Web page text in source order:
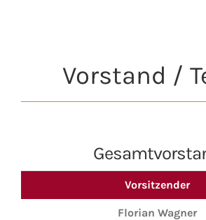
Vorstand /
Vorsitzender
Florian Wagner